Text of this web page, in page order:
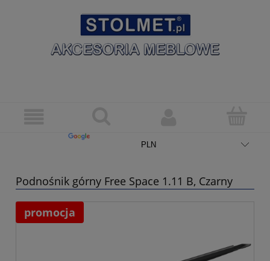
Podnośnik górny Free Space 1.11 B, Czarny
promocja